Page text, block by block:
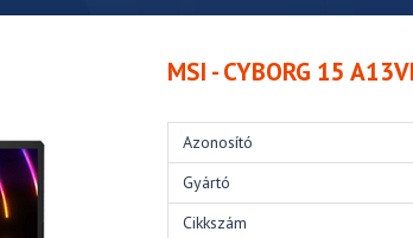
MSI - CYBORG 15
Azonosító
Gyártó
Cikkszám